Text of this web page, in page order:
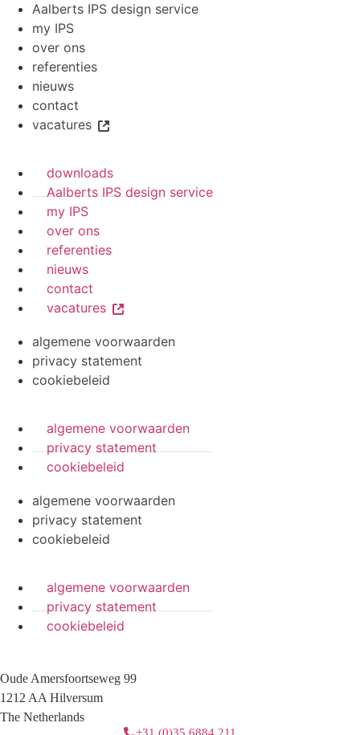
Aalberts IPS design service
my IPS
over ons
referenties
nieuws
contact
vacatures
downloads
Aalberts IPS design service
my IPS
over ons
referenties
nieuws
contact
vacatures
algemene voorwaarden
privacy statement
cookiebeleid
algemene voorwaarden
privacy statement
cookiebeleid
algemene voorwaarden
privacy statement
cookiebeleid
algemene voorwaarden
privacy statement
cookiebeleid
Oude Amersfoortseweg 99
1212 AA Hilversum
The Netherlands